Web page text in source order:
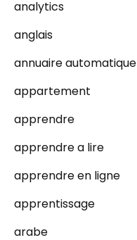
analytics
anglais
annuaire automatique
appartement
apprendre
apprendre a lire
apprendre en ligne
apprentissage
arabe